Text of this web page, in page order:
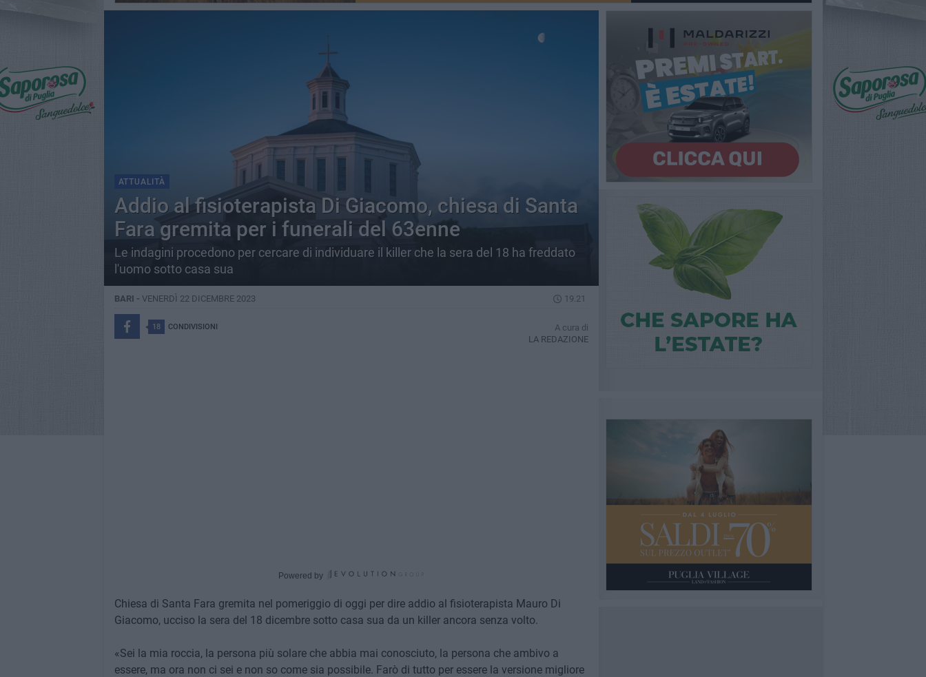
ATTUALITÀ
Addio al fisioterapista Di Giacomo, chiesa di Santa
Fara gremita per i funerali del 63enne
Le indagini procedono per cercare di individuare il killer che la sera del 18 ha freddato
l'uomo sotto casa sua
BARI - VENERDÌ 22 DICEMBRE 2023 19.21
18 CONDIVISIONI
A cura di
LA REDAZIONE
Powered by
Chiesa di Santa Fara gremita nel pomeriggio di oggi per dire addio al fisioterapista Mauro Di
Giacomo, ucciso la sera del 18 dicembre sotto casa sua da un killer ancora senza volto.
«Sei la mia roccia, la persona più solare che abbia mai conosciuto, la persona che ambivo a
essere, ma ora non ci sei e non so come sia possibile. Farò di tutto per essere la versione migliore